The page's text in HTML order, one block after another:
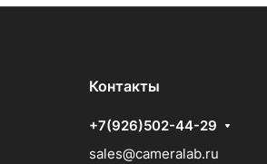
Контакты
+7(926)502-44-29
sales@cameralab.ru